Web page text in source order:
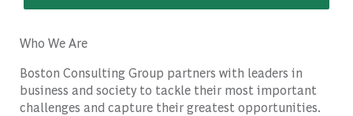
Who We Are
Boston Consulting Group partners with leaders in
business and society to tackle their most important
challenges and capture their greatest opportunities.